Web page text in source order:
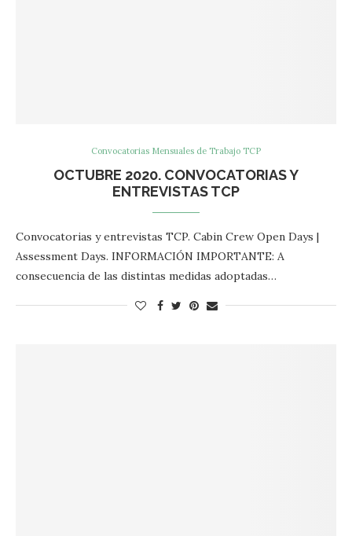
Convocatorias Mensuales de Trabajo TCP
OCTUBRE 2020. CONVOCATORIAS Y
ENTREVISTAS TCP
Convocatorias y entrevistas TCP. Cabin Crew Open Days |
Assessment Days. INFORMACIÓN IMPORTANTE: A
consecuencia de las distintas medidas adoptadas…